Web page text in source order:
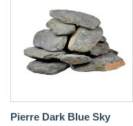
Pierre Dark Blue Sky